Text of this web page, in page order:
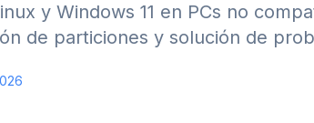
y Windows 11 en PCs no
de particiones y solución de